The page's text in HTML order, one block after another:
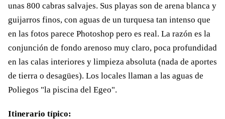
unas 800 cabras salvajes. Sus playas son de arena blanca y
guijarros finos, con aguas de un turquesa tan intenso que
en las fotos parece Photoshop pero es real. La razón es la
conjunción de fondo arenoso muy claro, poca profundidad
en las calas interiores y limpieza absoluta (nada de aportes
de tierra o desagües). Los locales llaman a las aguas de
Poliegos "la piscina del Egeo".
Itinerario típico: